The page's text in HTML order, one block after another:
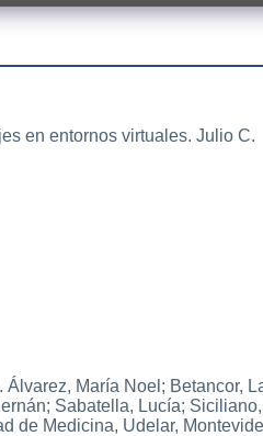
en entornos virtuales. Julio C.
María Noel; Betancor,
Sabatella, Lucía;
de Medicina, Udelar,